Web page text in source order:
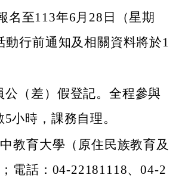
名至113年6月28日（星期
行前通知及相關資料將於1
（差）假登記。全程參與
小時，課務自理。
教育大學（原住民族教育及
電話：04-22181118、04-2